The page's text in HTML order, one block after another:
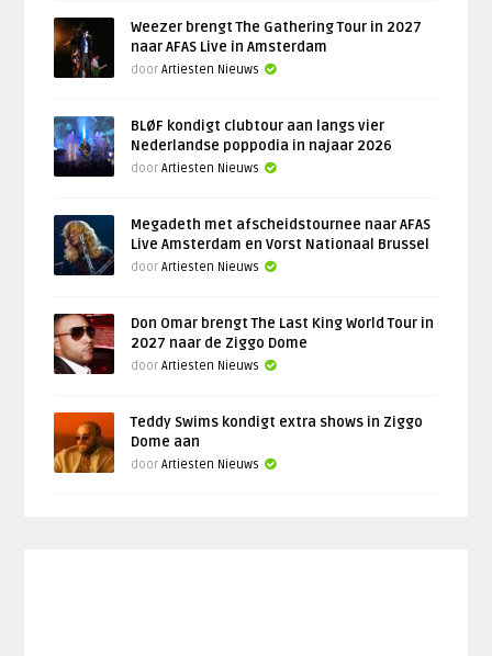
Weezer brengt The Gathering Tour in 2027
naar AFAS Live in Amsterdam
doorArtiesten Nieuws
BLØF kondigt clubtour aan langs vier
Nederlandse poppodia in najaar 2026
doorArtiesten Nieuws
Megadeth met afscheidstournee naar AFAS
Live Amsterdam en Vorst Nationaal Brussel
doorArtiesten Nieuws
Don Omar brengt The Last King World Tour in
2027 naar de Ziggo Dome
doorArtiesten Nieuws
Teddy Swims kondigt extra shows in Ziggo
Dome aan
doorArtiesten Nieuws